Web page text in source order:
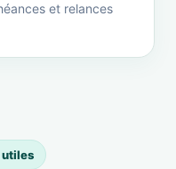
et relances
utiles